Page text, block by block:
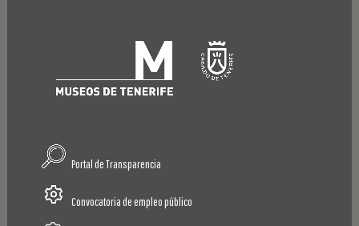
Portal de Transparencia
Convocatoria de empleo público